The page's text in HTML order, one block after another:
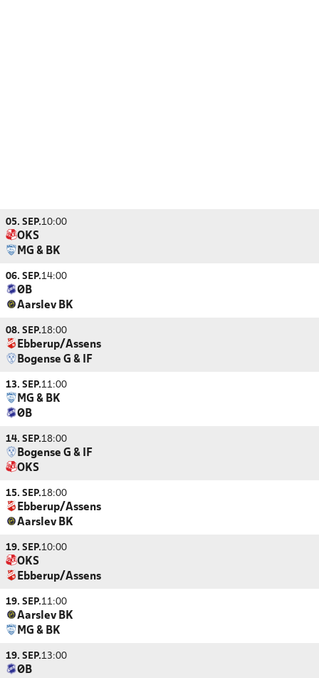
05. SEP.10:00
OKS
MG & BK
06. SEP.14:00
ØB
Aarslev BK
08. SEP.18:00
Ebberup/Assens
Bogense G & IF
13. SEP.11:00
MG & BK
ØB
14. SEP.18:00
Bogense G & IF
OKS
15. SEP.18:00
Ebberup/Assens
Aarslev BK
19. SEP.10:00
OKS
Ebberup/Assens
19. SEP.11:00
Aarslev BK
MG & BK
19. SEP.13:00
ØB